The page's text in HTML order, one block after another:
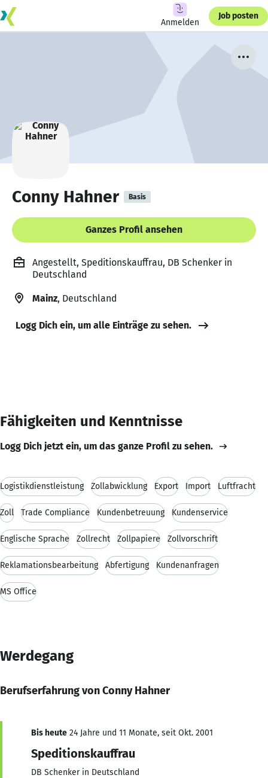
Anmelden
Job posten
Conny Hahner Basis
Ganzes Profil ansehen
Angestellt, Speditionskauffrau, DB Schenker in
Deutschland
Mainz, Deutschland
Logg Dich ein, um alle Einträge zu sehen.
Fähigkeiten und Kenntnisse
Logg Dich jetzt ein, um das ganze Profil zu sehen.
Logistikdienstleistung Zollabwicklung Export Import Luftfracht
Zoll Trade Compliance Kundenbetreuung Kundenservice
Englische Sprache Zollrecht Zollpapiere Zollvorschrift
Reklamationsbearbeitung Abfertigung Kundenanfragen
MS Office
Werdegang
Berufserfahrung von Conny Hahner
Bis heute 24 Jahre und 11 Monate, seit Okt. 2001
Speditionskauffrau
DB Schenker in Deutschland